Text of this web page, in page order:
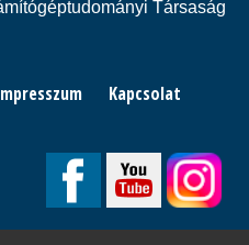
Társaság
Kapcsolat